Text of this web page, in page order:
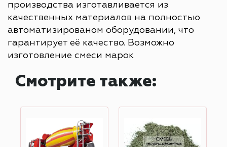
производства изготавливается из
качественных материалов на полностью
автоматизированом оборудовании, что
гарантирует её качество. Возможно
изготовление смеси марок
Смотрите также: